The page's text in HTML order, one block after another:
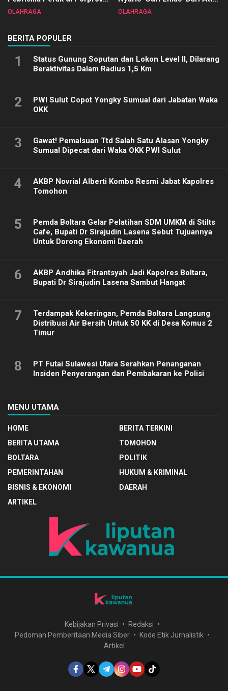
Sulut 2025
OLAHRAGA
Biliar PON di Porprov Sulut
OLAHRAGA
BERITA POPULER
1
Status Gunung Soputan dan Lokon Level II, Dilarang
Beraktivitas Dalam Radius 1,5 Km
2
PWI Sulut Copot Yongky Sumual dari Jabatan Waka
OKK
3
Gawat! Pemalsuan Ttd Salah Satu Alasan Yongky
Sumual Dipecat dari Waka OKK PWI Sulut
4
AKBP Novrial Alberti Kombo Resmi Jabat Kapolres
Tomohon
5
Pemda Boltara Gelar Pelatihan SDM UMKM di Stilts
Cafe, Bupati Dr Sirajudin Lasena Sebut Tujuannya
Untuk Dorong Ekonomi Daerah
6
AKBP Andhika Fitrantsyah Jadi Kapolres Boltara,
Bupati Dr Sirajudin Lasena Sambut Hangat
7
Terdampak Kekeringan, Pemda Boltara Langsung
Distribusi Air Bersih Untuk 50 KK di Desa Komus 2
Timur
8
PT Futai Sulawesi Utara Serahkan Penanganan
Insiden Penyerangan dan Pembakaran ke Polisi
MENU UTAMA
HOME
BERITA TERKINI
BERITA UTAMA
TOMOHON
BOLTARA
POLITIK
PEMERINTAHAN
HUKUM & KRIMINAL
BISNIS & EKONOMI
DAERAH
ARTIKEL
Kebijakan Privasi
Redaksi
Pedoman Pemberitaan Media Siber
Kode Etik Jurnalistik
Artikel